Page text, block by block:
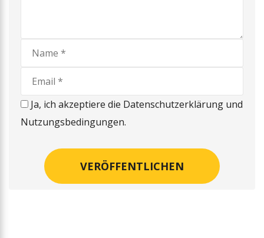
Ja, ich akzeptiere die Datenschutzerklärung und
Nutzungsbedingungen.